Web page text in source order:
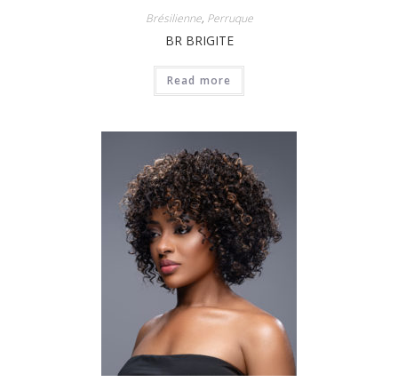
Brésilienne, Perruque
BR BRIGITE
Read more